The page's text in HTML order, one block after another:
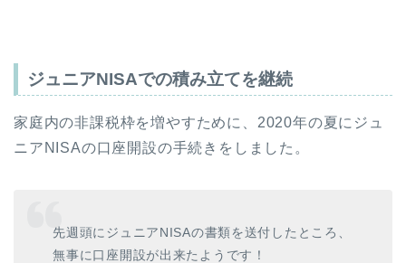
ジュニアNISAでの積み立てを継続
家庭内の非課税枠を増やすために、2020年の夏にジュ
ニアNISAの口座開設の手続きをしました。
先週頭にジュニアNISAの書類を送付したところ、
無事に口座開設が出来たようです！